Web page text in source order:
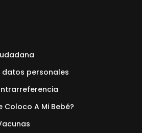
personales
Coloco A Mi Bebé?